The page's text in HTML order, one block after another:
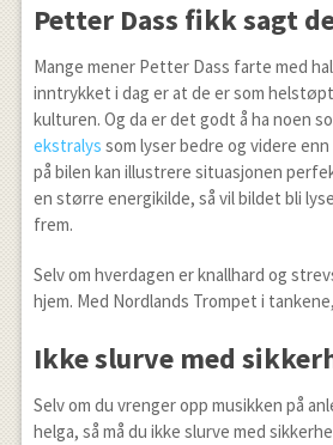
Petter Dass fikk sagt
Mange mener Petter Dass farte med
inntrykket i dag er at de er som
kulturen. Og da er det godt å ha noen
ekstralys som lyser bedre og videre
på bilen kan illustrere situasjonen
en større energikilde, så vil bildet bli
frem.
Selv om hverdagen er knallhard og
hjem. Med Nordlands Trompet i
Ikke slurve med
Selv om du vrenger opp musikken på
helga, så må du ikke slurve med